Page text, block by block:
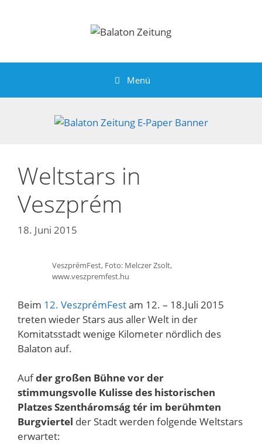
Menü
Weltstars in
Veszprém
18. Juni 2015
VeszprémFest, Foto: Melczer Zsolt,
www.veszpremfest.hu
Beim 12. VeszprémFestam 12. – 18.Juli 2015
treten wieder Stars aus aller Welt in der
Komitatsstadt wenige Kilometer nördlich des
Balaton auf.
Aufder großen Bühne vor der
stimmungsvolle Kulisse des historischen
Platzes Szentháromság tér im berühmten
Burgviertel der Stadt werden folgende Weltstars
erwartet: